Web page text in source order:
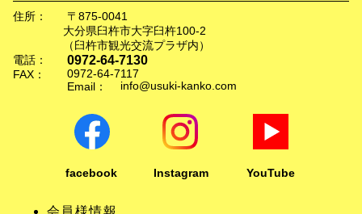
住所：
〒875-0041
大分県臼杵市大字臼杵100-2
（臼杵市観光交流プラザ内）
電話：
0972-64-7130
FAX：
0972-64-7117
Email：
info@usuki-kanko.com
facebook Instagram YouTube
会員様情報